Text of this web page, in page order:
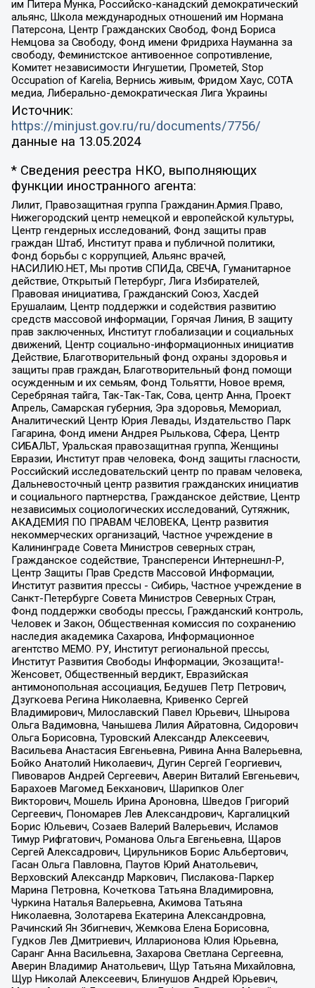
им Питера Мунка, Российско-канадский демократический
альянс, Школа международных отношений им Нормана
Патерсона, Центр Гражданских Свобод, Фонд Бориса
Немцова за Свободу, Фонд имени Фридриха Науманна за
свободу, Феминистское антивоенное сопротивление,
Комитет независимости Ингушетии, Прометей, Stop
Occupation of Karelia, Вернись живым, Фридом Хаус, СОТА
медиа, Либерально-демократическая Лига Украины
Источник:
https://minjust.gov.ru/ru/documents/7756/
данные на 13.05.2024
* Сведения реестра НКО, выполняющих
функции иностранного агента:
Лилит, Правозащитная группа Гражданин.Армия.Право,
Нижегородский центр немецкой и европейской культуры,
Центр гендерных исследований, Фонд защиты прав
граждан Штаб, Институт права и публичной политики,
Фонд борьбы с коррупцией, Альянс врачей,
НАСИЛИЮ.НЕТ, Мы против СПИДа, СВЕЧА, Гуманитарное
действие, Открытый Петербург, Лига Избирателей,
Правовая инициатива, Гражданский Союз, Хасдей
Ерушалаим, Центр поддержки и содействия развитию
средств массовой информации, Горячая Линия, В защиту
прав заключенных, Институт глобализации и социальных
движений, Центр социально-информационных инициатив
Действие, Благотворительный фонд охраны здоровья и
защиты прав граждан, Благотворительный фонд помощи
осужденным и их семьям, Фонд Тольятти, Новое время,
Серебряная тайга, Так-Так-Так, Сова, центр Анна, Проект
Апрель, Самарская губерния, Эра здоровья, Мемориал,
Аналитический Центр Юрия Левады, Издательство Парк
Гагарина, Фонд имени Андрея Рылькова, Сфера, Центр
СИБАЛЬТ, Уральская правозащитная группа, Женщины
Евразии, Институт прав человека, Фонд защиты гласности,
Российский исследовательский центр по правам человека,
Дальневосточный центр развития гражданских инициатив
и социального партнерства, Гражданское действие, Центр
независимых социологических исследований, Сутяжник,
АКАДЕМИЯ ПО ПРАВАМ ЧЕЛОВЕКА, Центр развития
некоммерческих организаций, Частное учреждение в
Калининграде Совета Министров северных стран,
Гражданское содействие, Трансперенси Интернешнл-Р,
Центр Защиты Прав Средств Массовой Информации,
Институт развития прессы - Сибирь, Частное учреждение в
Санкт-Петербурге Совета Министров Северных Стран,
Фонд поддержки свободы прессы, Гражданский контроль,
Человек и Закон, Общественная комиссия по сохранению
наследия академика Сахарова, Информационное
агентство МЕМО. РУ, Институт региональной прессы,
Институт Развития Свободы Информации, Экозащита!-
Женсовет, Общественный вердикт, Евразийская
антимонопольная ассоциация, Бедушев Петр Петрович,
Дзугкоева Регина Николаевна, Кривенко Сергей
Владимирович, Милославский Павел Юрьевич, Шнырова
Ольга Вадимовна, Чанышева Лилия Айратовна, Сидорович
Ольга Борисовна, Туровский Александр Алексеевич,
Васильева Анастасия Евгеньевна, Ривина Анна Валерьевна,
Бойко Анатолий Николаевич, Дугин Сергей Георгиевич,
Пивоваров Андрей Сергеевич, Аверин Виталий Евгеньевич,
Барахоев Магомед Бекханович, Шарипков Олег
Викторович, Мошель Ирина Ароновна, Шведов Григорий
Сергеевич, Пономарев Лев Александрович, Каргалицкий
Борис Юльевич, Созаев Валерий Валерьевич, Исламов
Тимур Рифгатович, Романова Ольга Евгеньевна, Щаров
Сергей Алексадрович, Цирульников Борис Альбертович,
Гасан Ольга Павловна, Паутов Юрий Анатольевич,
Верховский Александр Маркович, Пислакова-Паркер
Марина Петровна, Кочеткова Татьяна Владимировна,
Чуркина Наталья Валерьевна, Акимова Татьяна
Николаевна, Золотарева Екатерина Александровна,
Рачинский Ян Збигневич, Жемкова Елена Борисовна,
Гудков Лев Дмитриевич, Илларионова Юлия Юрьевна,
Саранг Анна Васильевна, Захарова Светлана Сергеевна,
Аверин Владимир Анатольевич, Щур Татьяна Михайловна,
Щур Николай Алексеевич, Блинушов Андрей Юрьевич,